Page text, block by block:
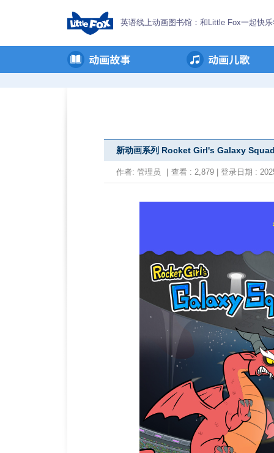
英语线上动画图书馆：和Little Fox一起快
新动画系列 Rocket Girl's Galaxy
作者: 管理员 查看 : 2,879 | 登录日期 :